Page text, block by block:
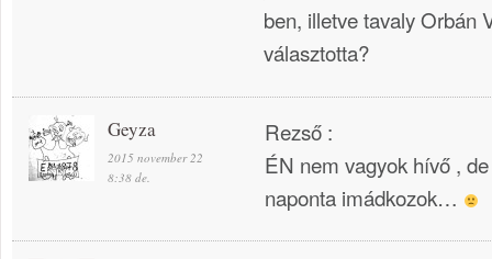
ben, illetve tavaly Orbán
választotta?
Geyza
2015 november 22
8:38 de.
Rezső :
ÉN nem vagyok hívő ,
naponta imádkozok…